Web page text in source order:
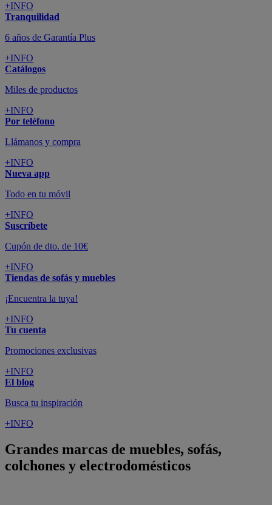
+INFO
Tranquilidad
6 años de Garantía Plus
+INFO
Catálogos
Miles de productos
+INFO
Por teléfono
Llámanos y compra
+INFO
Nueva app
Todo en tu móvil
+INFO
Suscríbete
Cupón de dto. de 10€
+INFO
Tiendas de sofás y muebles
¡Encuentra la tuya!
+INFO
Tu cuenta
Promociones exclusivas
+INFO
El blog
Busca tu inspiración
+INFO
Grandes marcas de muebles, sofás,
colchones y electrodomésticos